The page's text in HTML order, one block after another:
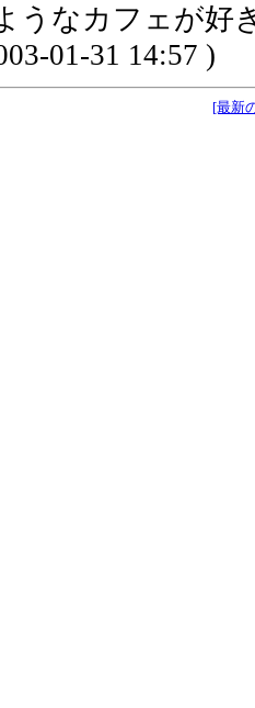
うなカフェが好
01-31 14:57 )
[最新